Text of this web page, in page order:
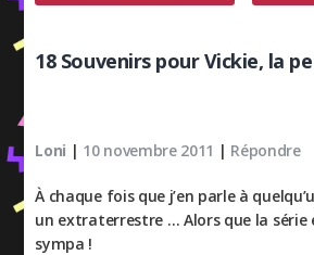
18 Souvenirs pour Vickie, la
Loni | 10 novembre 2011 | Répondre
À chaque fois que j’en parle à
un extraterrestre … Alors que la
sympa !